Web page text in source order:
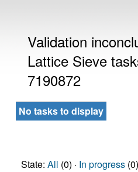
Validation
Lattice Sieve
7190872
No tasks to display
State: All (0) · In progress(0)